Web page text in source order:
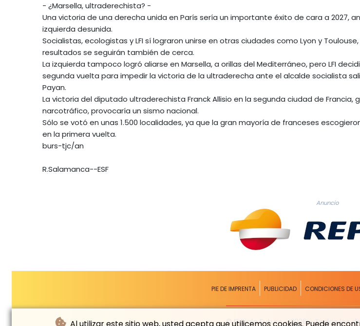
Al utilizar este sitio web, usted acepta que utilicemos cookies. Puede
- ¿Marsella, ultraderechista? -
Una victoria de una derecha unida en París sería un importante éxito de cara a 2027,
izquierda desunida.
Socialistas, ecologistas y LFI sí lograron unirse en otras ciudades como Lyon y
resultados se seguirán también de cerca.
La izquierda tampoco logró aliarse en Marsella, a orillas del Mediterráneo, pero LFI
segunda vuelta para impedir la victoria de la ultraderecha ante el alcalde socialista
Payan.
La victoria del diputado ultraderechista Franck Allisio en la segunda ciudad de Francia,
narcotráfico, provocaría un sismo nacional.
Sólo se votó en unas 1.500 localidades, ya que la gran mayoría de franceses
en la primera vuelta.
burs-tjc/an
R.Salamanca--ESF
Anuncio
PIE DE IMPRENTA PUBLICIDAD CONDICIONES DE
© El Siglo Futuro - 2026 - Todos los